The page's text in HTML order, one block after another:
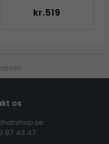
kr.519
os
87 43 47